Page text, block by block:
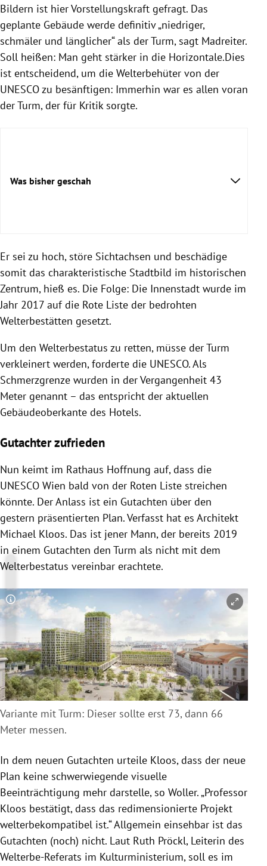
Bildern ist hier Vorstellungskraft gefragt. Das
geplante Gebäude werde definitiv „niedriger,
schmäler und länglicher“ als der Turm, sagt Madreiter.
Soll heißen: Man geht stärker in die Horizontale.Dies
ist entscheidend, um die Welterbehüter von der
UNESCO zu besänftigen: Immerhin war es allen voran
der Turm, der für Kritik sorgte.
Was bisher geschah
Er sei zu hoch, störe Sichtachsen und beschädige
somit das charakteristische Stadtbild im historischen
Zentrum, hieß es. Die Folge: Die Innenstadt wurde im
Jahr 2017 auf die Rote Liste der bedrohten
Welterbestätten gesetzt.
Um den Welterbestatus zu retten, müsse der Turm
verkleinert werden, forderte die UNESCO. Als
Schmerzgrenze wurden in der Vergangenheit 43
Meter genannt – das entspricht der aktuellen
Gebäudeoberkante des Hotels.
Gutachter zufrieden
Nun keimt im Rathaus Hoffnung auf, dass die
UNESCO Wien bald von der Roten Liste streichen
könnte. Der Anlass ist ein Gutachten über den
gestern präsentierten Plan. Verfasst hat es Architekt
Michael Kloos. Das ist jener Mann, der bereits 2019
in einem Gutachten den Turm als nicht mit dem
Welterbestatus vereinbar erachtete.
Copyright-Hinweis öffnen/schließen
Variante mit Turm: Dieser sollte erst 73, dann 66
Meter messen.
In dem neuen Gutachten urteile Kloos, dass der neue
Plan keine schwerwiegende visuelle
Beeinträchtigung mehr darstelle, so Woller. „Professor
Kloos bestätigt, dass das redimensionierte Projekt
welterbekompatibel ist.“ Allgemein einsehbar ist das
Gutachten (noch) nicht. Laut Ruth Pröckl, Leiterin des
Welterbe-Referats im Kulturministerium, soll es im